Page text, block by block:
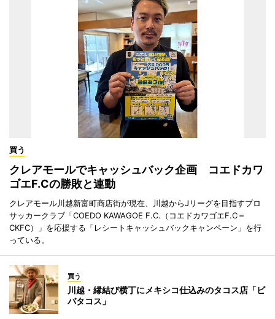
買う
クレアモールでキャッシュバック企画 コエドカワ
ゴエF.Cの勝敗と連動
クレアモール川越新富町商店街が現在、川越からJリーグを目指すプロ
サッカークラブ「COEDO KAWAGOE F.C.（コエドカワゴエF.C＝
CKFC）」を応援する「レシートキャッシュバックキャンペーン」を行
っている。
買う
川越・縁結び横丁にメキシコ仕込みのタコス店「ビ
バタコス」